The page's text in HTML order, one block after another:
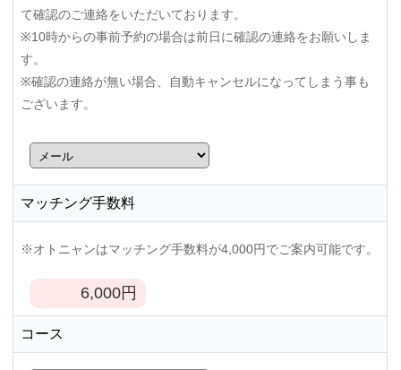
て確認のご連絡をいただいております。
※10時からの事前予約の場合は前日に確認の連絡をお願いしま
す。
※確認の連絡が無い場合、自動キャンセルになってしまう事も
ございます。
マッチング手数料
※オトニャンはマッチング手数料が4,000円でご案内可能です。
6,000円
コース